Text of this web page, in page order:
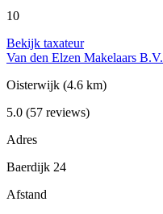
10
Bekijk taxateur
Van den Elzen Makelaars B.V.
Oisterwijk (4.6 km)
5.0 (57 reviews)
Adres
Baerdijk 24
Afstand